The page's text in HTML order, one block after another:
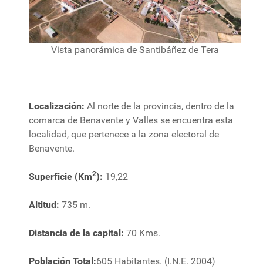
Vista panorámica de Santibáñez de Tera
Localización: Al norte de la provincia, dentro de la
comarca de Benavente y Valles se encuentra esta
localidad, que pertenece a la zona electoral de
Benavente.
Superficie (Km2): 19,22
Altitud: 735 m.
Distancia de la capital: 70 Kms.
Población Total:605 Habitantes. (I.N.E. 2004)